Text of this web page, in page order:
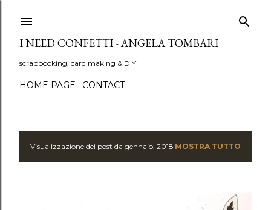
I NEED CONFETTI - ANGELA TOMBARI
scrapbooking, card making & DIY
HOME PAGE CONTACT
PVisualizzazione dei post da gennaio, 2018 MOSTRA TUTTO